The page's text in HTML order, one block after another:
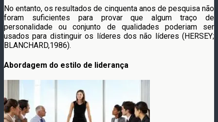
No entanto, os resultados de cinquenta anos de pesquisa não
foram suficientes para provar que algum traço de
personalidade ou conjunto de qualidades poderiam ser
usados para distinguir os líderes dos não líderes (HERSEY;
BLANCHARD,1986).
Abordagem do estilo de liderança